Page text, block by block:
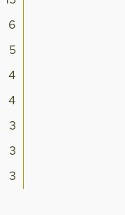
6
5
4
4
3
3
3